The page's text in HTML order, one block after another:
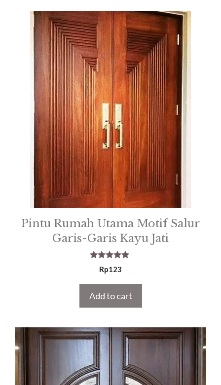
Pintu Rumah Utama Motif Salur
Garis-Garis Kayu Jati
5.00
out of 5
Rp123
Add to cart